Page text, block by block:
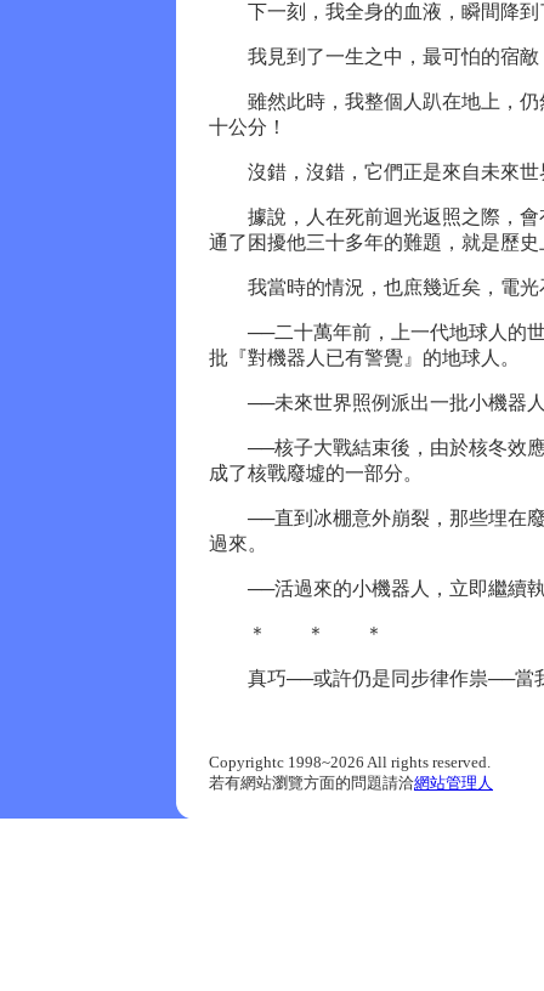
下一刻，我全身的血液，瞬間降到
我見到了一生之中，最可怕的宿敵
雖然此時，我整個人趴在地上，仍
十公分！
沒錯，沒錯，它們正是來自未來世
據說，人在死前迴光返照之際，會
通了困擾他三十多年的難題，就是歷
我當時的情況，也庶幾近矣，電光
──二十萬年前，上一代地球人的世
批『對機器人已有警覺』的地球人。
──未來世界照例派出一批小機器人
──核子大戰結束後，由於核冬效應
成了核戰廢墟的一部分。
──直到冰棚意外崩裂，那些埋在廢
過來。
──活過來的小機器人，立即繼續執
＊ ＊ ＊
真巧──或許仍是同步律作祟──當我
Copyrightc 1998~2026 All rights reserved.
若有網站瀏覽方面的問題請洽網站管理人